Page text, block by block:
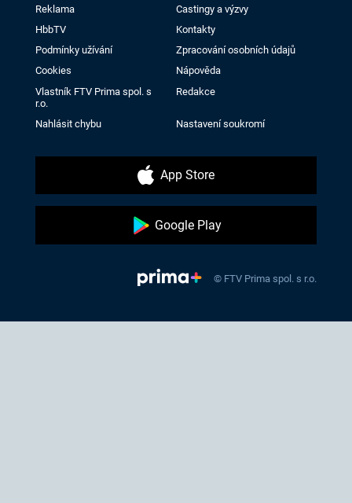
Reklama
Castingy a výzvy
HbbTV
Kontakty
Podmínky užívání
Zpracování osobních údajů
Cookies
Nápověda
Vlastník FTV Prima spol. s
r.o.
Redakce
Nahlásit chybu Nastavení soukromí
App Store
Google Play
© FTV Prima spol. s r.o.